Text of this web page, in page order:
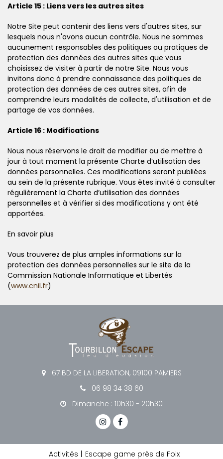
Article 15 : Liens vers les autres sites
Notre Site peut contenir des liens vers d'autres sites, sur
lesquels nous n'avons aucun contrôle. Nous ne sommes
aucunement responsables des politiques ou pratiques de
protection des données des autres sites que vous
choisissez de visiter à partir de notre Site. Nous vous
invitons donc à prendre connaissance des politiques de
protection des données de ces autres sites, afin de
comprendre leurs modalités de collecte, d'utilisation et de
partage de vos données.
Article 16 : Modifications
Nous nous réservons le droit de modifier ou de mettre à
jour à tout moment la présente Charte d’utilisation des
données personnelles. Ces modifications seront publiées
au sein de la présente rubrique. Vous êtes invité à consulter
régulièrement la Charte d’utilisation des données
personnelles et à vérifier si des modifications y ont été
apportées.
En savoir plus
Vous trouverez de plus amples informations sur la
protection des données personnelles sur le site de la
Commission Nationale Informatique et Libertés
(www.cnil.fr)
67 BD DE LA LIBERATION, 09100 PAMIERS
06 98 34 38 60
Dimanche : 10h30 - 20h30
Activités Escape game près de Foix